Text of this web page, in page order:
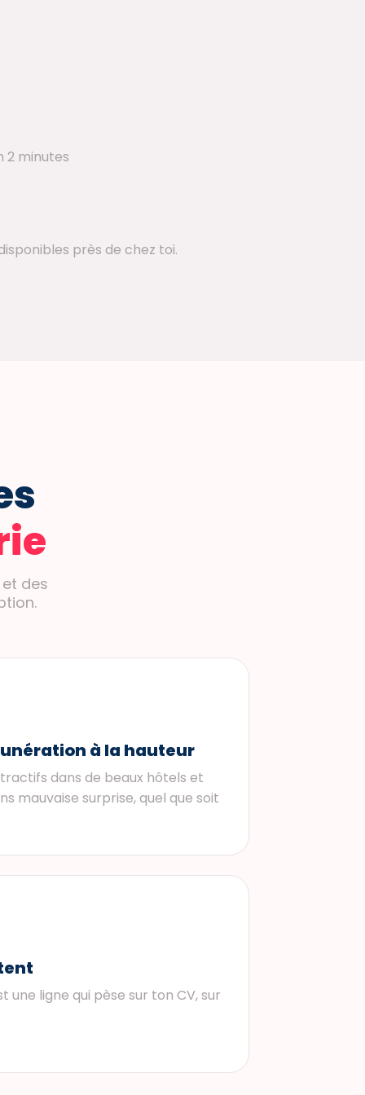
2 minutes
près de chez toi.
des
à la hauteur
dans de beaux hôtels et
mauvaise surprise, quel que soit
ligne qui pèse sur ton CV, sur